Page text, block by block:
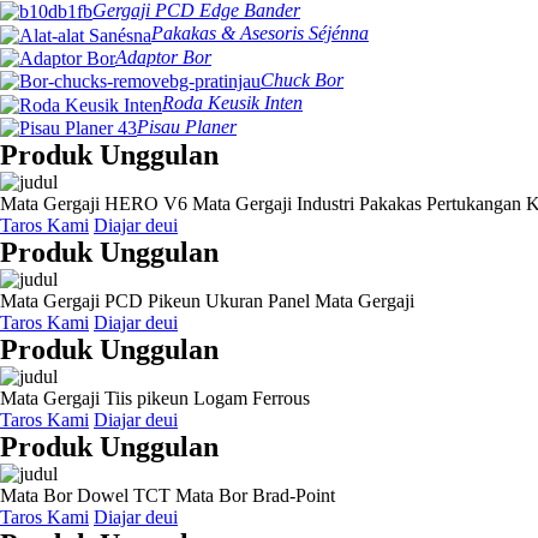
Gergaji PCD Edge Bander
Pakakas & Asesoris Séjénna
Adaptor Bor
Chuck Bor
Roda Keusik Inten
Pisau Planer
Produk Unggulan
Mata Gergaji HERO V6 Mata Gergaji Industri Pakakas Pertukangan
Taros Kami Diajar deui
Produk Unggulan
Mata Gergaji PCD Pikeun Ukuran Panel Mata Gergaji
Taros Kami Diajar deui
Produk Unggulan
Mata Gergaji Tiis pikeun Logam Ferrous
Taros Kami Diajar deui
Produk Unggulan
Mata Bor Dowel TCT Mata Bor Brad-Point
Taros Kami Diajar deui